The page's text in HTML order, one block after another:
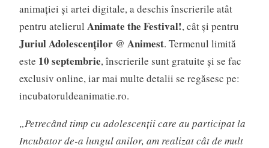
animației și artei digitale, a deschis înscrierile atât
pentru atelierul Animate the Festival!, cât și pentru
Juriul Adolescenților @ Animest. Termenul limită
este 10 septembrie, înscrierile sunt gratuite și se fac
exclusiv online, iar mai multe detalii se regăsesc pe:
incubatoruldeanimatie.ro.
„Petrecând timp cu adolescenții care au participat la
Incubator de-a lungul anilor, am realizat cât de mult